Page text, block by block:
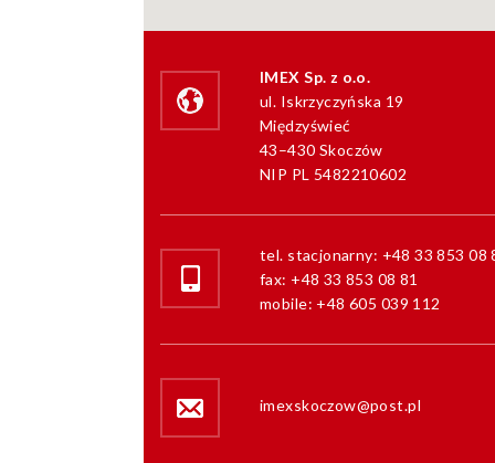
IMEX Sp. z o.o.
ul. Iskrzyczyńska 19
Międzyświeć
43–430 Skoczów
NIP PL 5482210602
tel. stacjonarny: +48 33 853 08
fax: +48 33 853 08 81
mobile: +48 605 039 112
imexskoczow@post.pl